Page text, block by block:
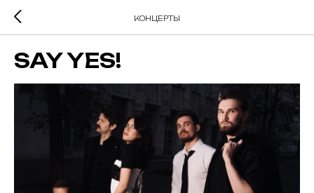
КОНЦЕРТЫ
SAY YES!